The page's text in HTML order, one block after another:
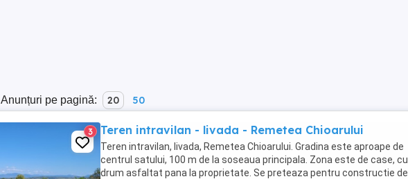
Anunțuri pe pagină: 20 50
3 Teren intravilan - livada - Remetea Chioarului
Teren intravilan, livada, Remetea Chioarului. Gradina este aproape de
centrul satului, 100 m de la soseaua principala. Zona este de case, cu
drum asfaltat pana la proprietate. Se preteaza pentru constructie de